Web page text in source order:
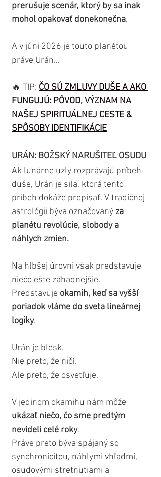
prerušuje scenár, ktorý by sa inak
mohol opakovať donekonečna.
A v júni 2026 je touto planétou
práve Urán...
🔥 TIP: ČO SÚ ZMLUVY DUŠE A AKO
FUNGUJÚ: PÔVOD, VÝZNAM NA
NAŠEJ SPIRITUÁLNEJ CESTE &
SPÔSOBY IDENTIFIKÁCIE
URÁN: BOŽSKÝ NARUŠITEĽ OSUDU
Ak lunárne uzly rozprávajú príbeh
duše, Urán je sila, ktorá tento
príbeh dokáže prepísať. V tradičnej
astrológii býva označovaný za
planétu revolúcie, slobody a
náhlych zmien.
Na hlbšej úrovni však predstavuje
niečo ešte záhadnejšie.
Predstavuje okamih, keď sa vyšší
poriadok vláme do sveta lineárnej
logiky.
Urán je blesk.
Nie preto, že ničí.
Ale preto, že osvetľuje.
V jedinom okamihu nám môže
ukázať niečo, čo sme predtým
nevideli celé roky.
Práve preto býva spájaný so
synchronicitou, náhlymi vhľadmi,
osudovými stretnutiami a